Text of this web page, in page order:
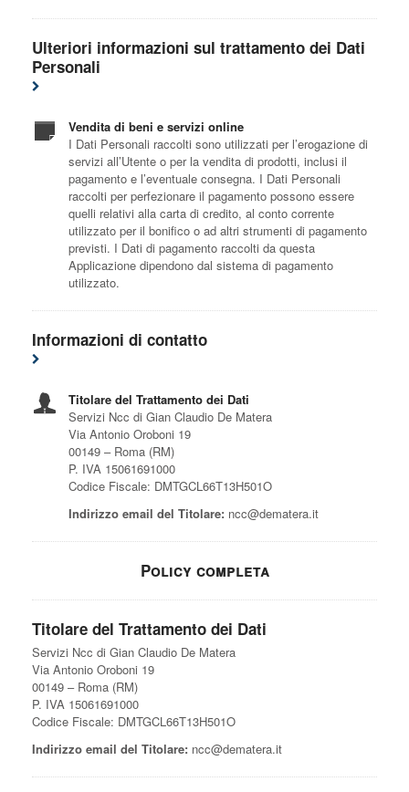
Ulteriori informazioni sul trattamento dei Dati
Personali
Vendita di beni e servizi online
I Dati Personali raccolti sono utilizzati per l’erogazione di
servizi all’Utente o per la vendita di prodotti, inclusi il
pagamento e l’eventuale consegna. I Dati Personali
raccolti per perfezionare il pagamento possono essere
quelli relativi alla carta di credito, al conto corrente
utilizzato per il bonifico o ad altri strumenti di pagamento
previsti. I Dati di pagamento raccolti da questa
Applicazione dipendono dal sistema di pagamento
utilizzato.
Informazioni di contatto
Titolare del Trattamento dei Dati
Servizi Ncc di Gian Claudio De Matera
Via Antonio Oroboni 19
00149 – Roma (RM)
P. IVA 15061691000
Codice Fiscale: DMTGCL66T13H501O
Indirizzo email del Titolare: ncc@dematera.it
Policy completa
Titolare del Trattamento dei Dati
Servizi Ncc di Gian Claudio De Matera
Via Antonio Oroboni 19
00149 – Roma (RM)
P. IVA 15061691000
Codice Fiscale: DMTGCL66T13H501O
Indirizzo email del Titolare: ncc@dematera.it